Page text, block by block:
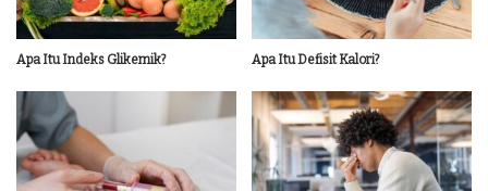
Apa Itu Indeks Glikemik? Apa Itu Defisit Kalori?